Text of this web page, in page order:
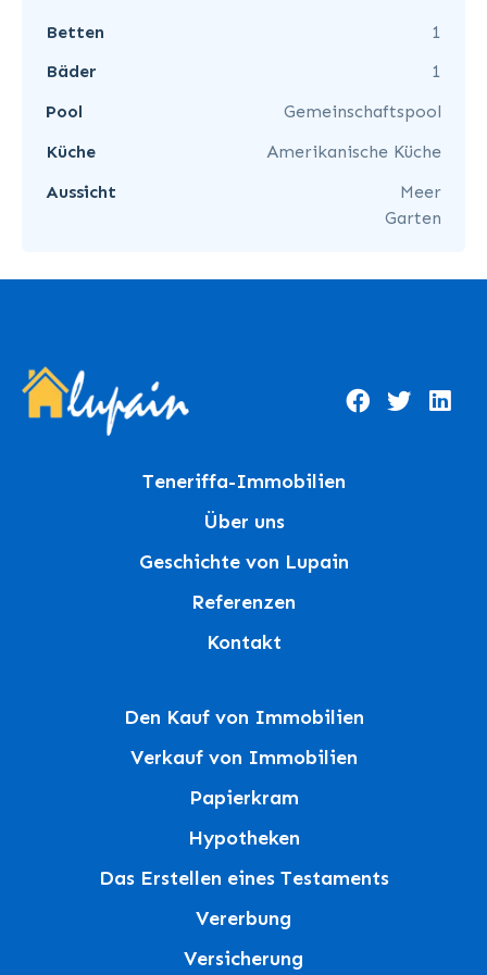
Betten
1
Bäder
1
Pool
Gemeinschaftspool
Küche
Amerikanische Küche
Aussicht
Meer
Garten
Teneriffa-Immobilien
Über uns
Geschichte von Lupain
Referenzen
Kontakt
Den Kauf von Immobilien
Verkauf von Immobilien
Papierkram
Hypotheken
Das Erstellen eines Testaments
Vererbung
Versicherung